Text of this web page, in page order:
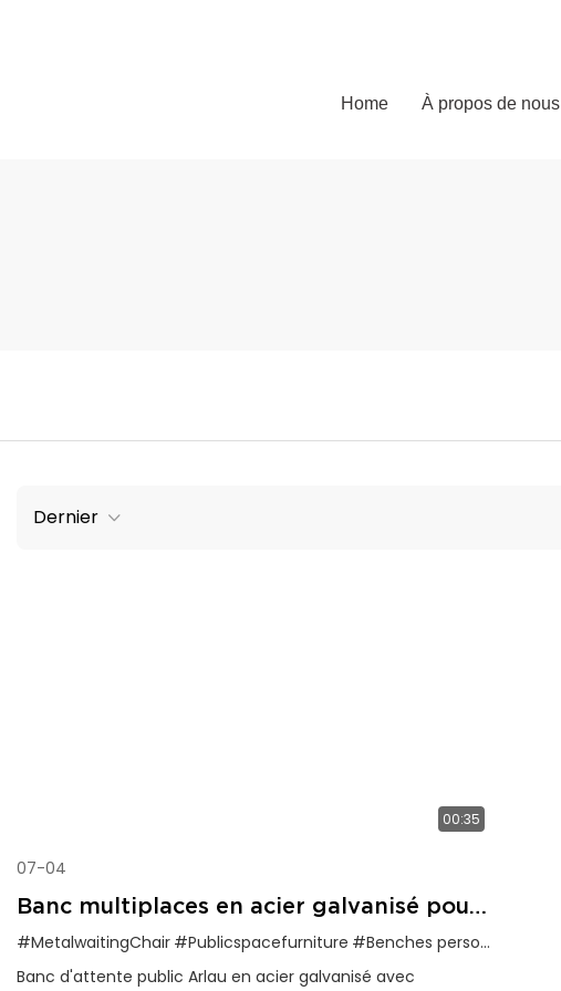
Home À propos de nous
Dernier
00:35
07-04
Banc multiplaces en acier galvanisé pour
zones d'attente publiques
#MetalwaitingChair #Publicspacefurniture #Benches personnalisables
Banc d'attente public Arlau en acier galvanisé avec